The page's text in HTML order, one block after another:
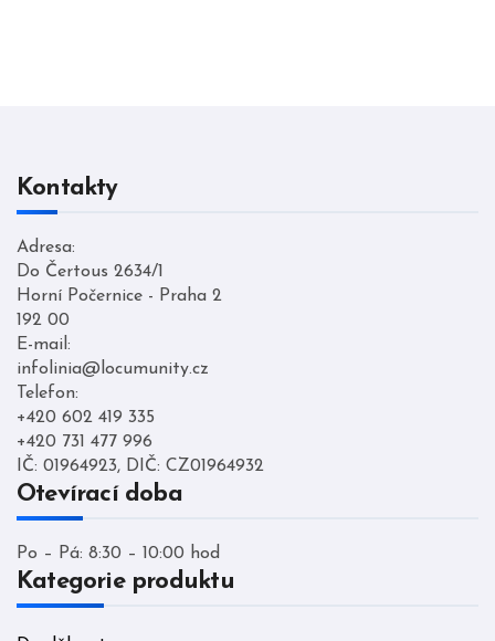
Kontakty
Adresa:
Do Čertous 2634/1
Horní Počernice - Praha 2
192 00
E-mail:
infolinia@locumunity.cz
Telefon:
+420 602 419 335
+420 731 477 996
IČ: 01964923, DIČ: CZ01964932
Otevírací doba
Po – Pá: 8:30 – 10:00 hod
Kategorie produktu